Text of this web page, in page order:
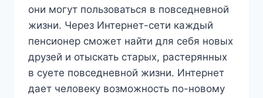
они могут пользоваться в повседневной
жизни. Через Интернет-сети каждый
пенсионер сможет найти для себя новых
друзей и отыскать старых, растерянных
в суете повседневной жизни. Интернет
дает человеку возможность по-новому